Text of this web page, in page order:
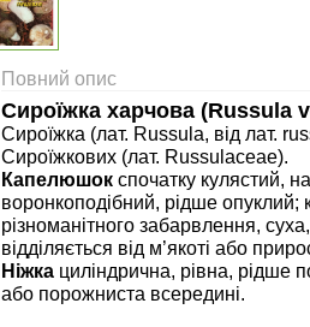
Повний опис
Сироїжка харчова (Russula
Сироїжка (лат. Russula, від лат.
Сироїжкових (лат. Russulaceae).
Капелюшок спочатку кулястий,
воронкоподібний, рідше опуклий;
різноманітного забарвлення,
відділяється від м’якоті або
Ніжка циліндрична, рівна, рідше
або порожниста всередині.